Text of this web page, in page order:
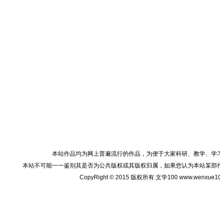
本站作品均为网上普遍流行的作品，为便于大家科研、教学、
本站不可能一一鉴别其是否为公共版权或其版权归属，如果您认为本站某
CopyRight © 2015 版权所有 文学100